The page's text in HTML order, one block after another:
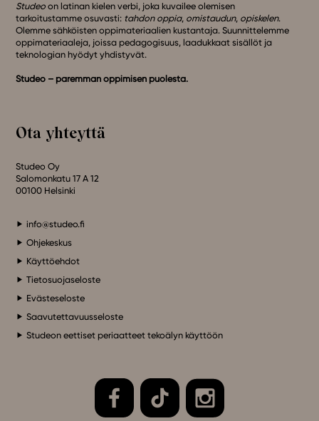
Studeo on latinan kielen verbi, joka kuvailee olemisen
tarkoitustamme osuvasti: tahdon oppia, omistaudun, opiskelen.
Olemme sähköisten oppimateriaalien kustantaja. Suunnittelemme
oppimateriaaleja, joissa pedagogisuus, laadukkaat sisällöt ja
teknologian hyödyt yhdistyvät.
Studeo – paremman oppimisen puolesta.
Ota yhteyttä
Studeo Oy
Salomonkatu 17 A 12
00100 Helsinki
info@studeo.fi
Ohjekeskus
Käyttöehdot
Tietosuojaseloste
Evästeseloste
Saavutettavuusseloste
Studeon eettiset periaatteet tekoälyn käyttöön